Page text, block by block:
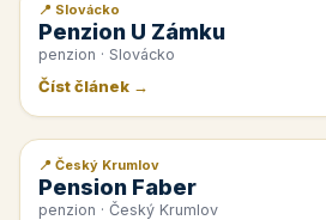
📰 PR článek
📍 Slovácko
Penzion U Zámku
penzion · Slovácko
Číst článek →
📰 PR článek
📍 Český Krumlov
Pension Faber
penzion · Český Krumlov